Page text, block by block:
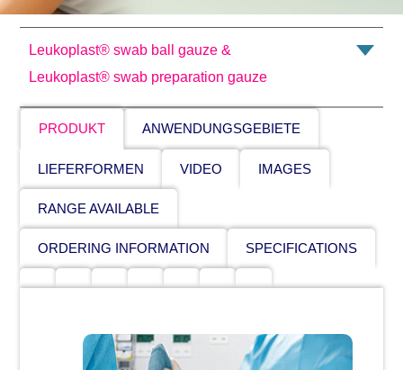
Leukoplast® swab ball gauze &
Leukoplast® swab preparation gauze
PRODUKT ANWENDUNGSGEBIETE
LIEFERFORMEN VIDEO IMAGES
RANGE AVAILABLE
ORDERING INFORMATION SPECIFICATIONS